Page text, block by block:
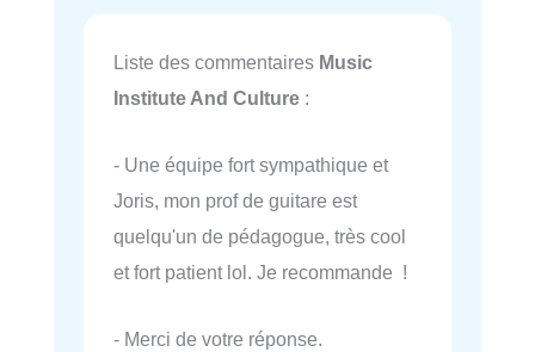
Liste des commentaires Music
Institute And Culture :
- Une équipe fort sympathique et
Joris, mon prof de guitare est
quelqu'un de pédagogue, très cool
et fort patient lol. Je recommande !
- Merci de votre réponse.